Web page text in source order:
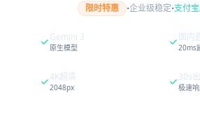
限时特惠 ·企业级稳定·支付
Gemini 3
原生模型
国内
20ms
4K超清
2048px
30s
极速